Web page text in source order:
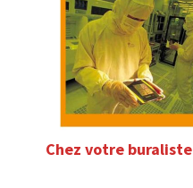
Chez votre buraliste